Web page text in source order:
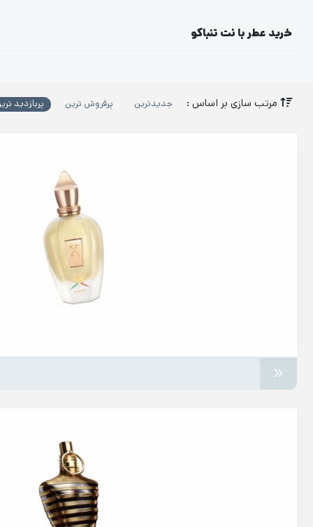
خرید عطر با نت تنباکو
مرتب سازی بر اساس : جدیدترین پرفروش ترین پربازدید